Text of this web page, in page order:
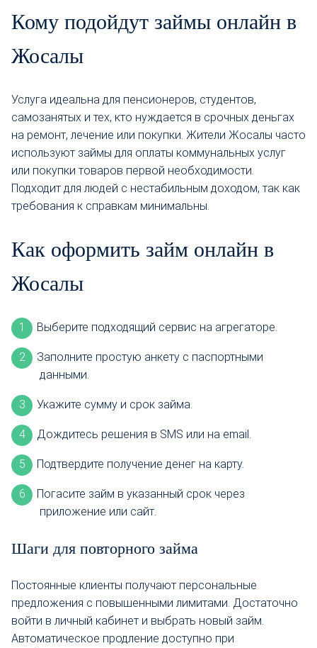
Кому подойдут займы онлайн в
Жосалы
Услуга идеальна для пенсионеров, студентов,
самозанятых и тех, кто нуждается в срочных деньгах
на ремонт, лечение или покупки. Жители Жосалы часто
используют займы для оплаты коммунальных услуг
или покупки товаров первой необходимости.
Подходит для людей с нестабильным доходом, так как
требования к справкам минимальны.
Как оформить займ онлайн в
Жосалы
Выберите подходящий сервис на агрегаторе.
Заполните простую анкету с паспортными
данными.
Укажите сумму и срок займа.
Дождитесь решения в SMS или на email.
Подтвердите получение денег на карту.
Погасите займ в указанный срок через
приложение или сайт.
Шаги для повторного займа
Постоянные клиенты получают персональные
предложения с повышенными лимитами. Достаточно
войти в личный кабинет и выбрать новый займ.
Автоматическое продление доступно при